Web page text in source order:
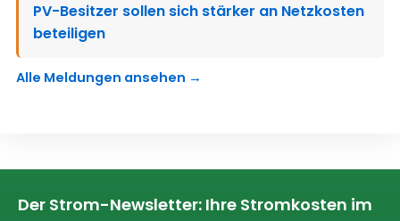
PV-Besitzer sollen sich stärker an Netzkosten
beteiligen
Alle Meldungen ansehen →
Der Strom-Newsletter: Ihre Stromkosten im